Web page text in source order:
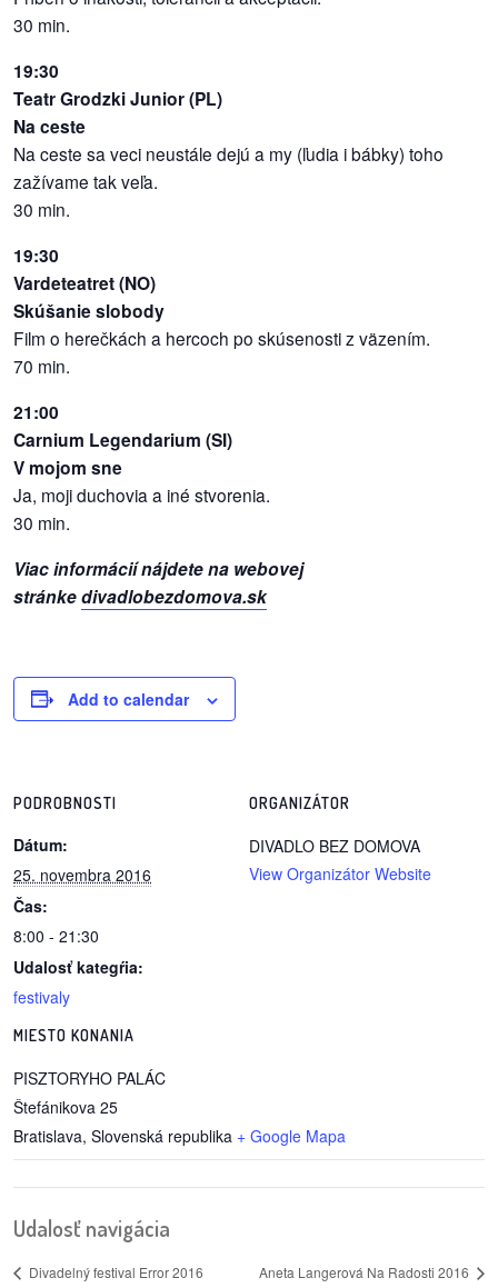
podporili
nás
autorské
zázemie
kontaktujte
nás
reklama
30 min.
19:30
Teatr Grodzki Junior (PL)
Na ceste
Na ceste sa veci neustále dejú a my (ľudia i bábky) toho
zažívame tak veľa.
30 min.
19:30
Vardeteatret (NO)
Skúšanie slobody
Film o herečkách a hercoch po skúsenosti z väzením.
70 min.
21:00
Carnium Legendarium (SI)
V mojom sne
Ja, moji duchovia a iné stvorenia.
30 min.
Viac informácií nájdete na webovej
stránkedivadlobezdomova.sk
Add to calendar
PODROBNOSTI
Dátum:
25. novembra 2016
Čas:
8:00 - 21:30
Udalosť kategŕia:
festivaly
MIESTO KONANIA
PISZTORYHO PALÁC
Štefánikova 25
Bratislava, Slovenská republika + Google Mapa
ORGANIZÁTOR
DIVADLO BEZ DOMOVA
View Organizátor Website
Udalosť navigácia
Divadelný festival Error 2016 Aneta Langerová Na Radosti 2016